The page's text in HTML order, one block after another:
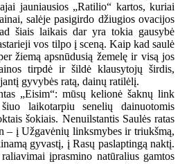
jauniausios „Ratilio“ kartos, kuriai
salėje pasigirdo džiugios ovacijos
šiais laikais dar yra tokia gausybė
vos tilpo į sceną. Kaip kad saulė
žiemą apsnūdusią žemelę ir visą jos
tirpdė ir šildė klausytojų širdis,
gyvybės ratą, dainų ratilėlį.
„Eisim“: mūsų kelionė šaknų link
laikotarpiu senelių dainuotomis
šokiais. Nenuilstantis Saulės ratas
– į Užgavėnių linksmybes ir triukšmą,
gyvastį, į Rasų paslaptingą naktį.
įprasmino natūralius gamtos